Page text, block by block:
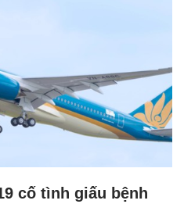
cố tình giấu bệnh